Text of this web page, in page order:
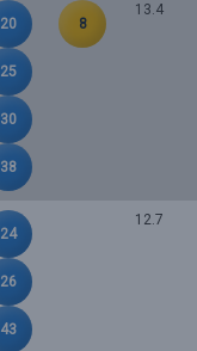
20
25
30
38
8
13.4
24
26
43
12.7